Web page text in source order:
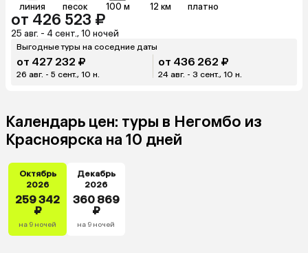
линия песок 100 м 12 км платно
от 426 523 ₽
25 авг. - 4 сент., 10 ночей
Выгодные туры на соседние даты
от 427 232 ₽
26 авг. - 5 сент., 10 н.
от 436 262 ₽
24 авг. - 3 сент., 10 н.
Календарь цен: туры в Негомбо из
Красноярска на 10 дней
Октябрь
2026
259 342
₽
на 9 ночей
Декабрь
2026
360 869
₽
на 9 ночей